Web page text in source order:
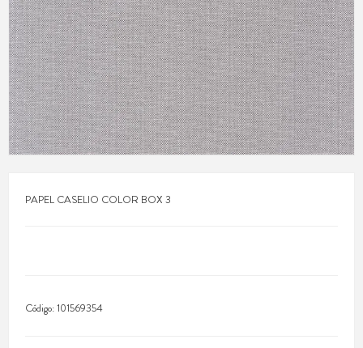
PAPEL CASELIO COLOR BOX 3
Código:101569354